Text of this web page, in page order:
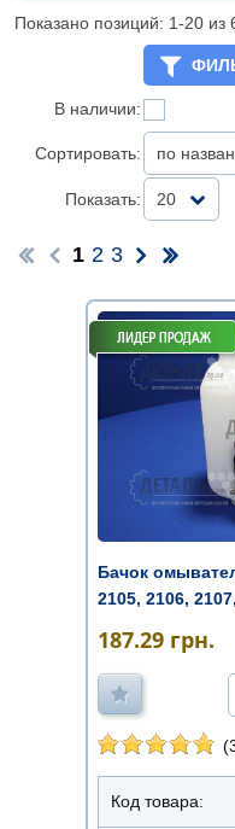
Показано позиций: 1-20 из
В наличии:
Сортировать: по
Показать: 20
1 2 3
Бачок
2105, 2106,
187.29 грн.
Код товара: